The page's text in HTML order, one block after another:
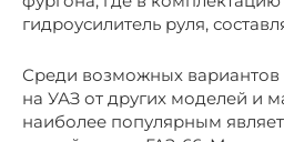
гидроусилитель руля,
Среди возможных вариантов
на УАЗ от других моделей и
наиболее популярным